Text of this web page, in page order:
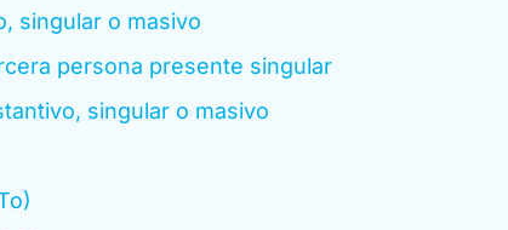
singular o masivo
persona presente singular
singular o masivo